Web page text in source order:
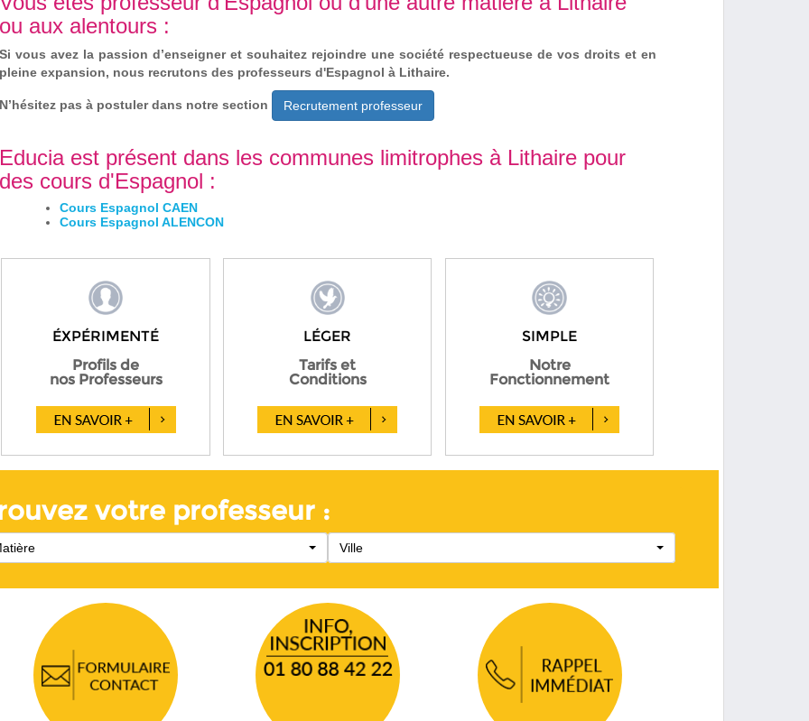
ou aux alentours :
Si vous avez la passion d’enseigner et souhaitez rejoindre une société respectueuse de vos droits et en
pleine expansion, nous recrutons des professeurs d'Espagnol à Lithaire.
N’hésitez pas à postuler dans notre section Recrutement professeur
Educia est présent dans les communes limitrophes à Lithaire pour
des cours d'Espagnol :
Cours Espagnol CAEN
Cours Espagnol ALENCON
ÉXPÉRIMENTÉ
Profils de
nos Professeurs
LÉGER
Tarifs et
Conditions
SIMPLE
Notre
Fonctionnement
votre professeur :
Ville